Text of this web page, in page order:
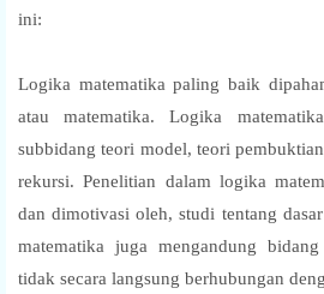
ini:
Logika matematika paling baik
atau matematika. Logika
subbidang teori model, teori
rekursi. Penelitian dalam logika
dan dimotivasi oleh, studi tentang
matematika juga mengandung
tidak secara langsung berhubungan